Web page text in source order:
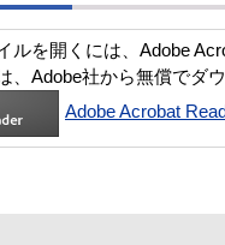
ルを開くには、Adobe
、Adobe社から無償でダ
Adobe Acrobat